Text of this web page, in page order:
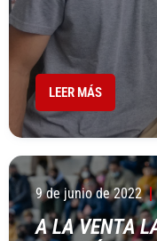
LEER MÁS
9 de junio de 2022
A LA VENTA